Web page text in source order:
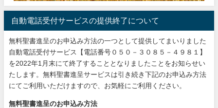
自動電話受付サービスの提供終了について
無料聖書進呈のお申込み方法の一つとして提供してまいりました
自動電話受付サービス【電話番号０５０－３０８５－４９８１】
を2022年1月末にて終了することとなりましたことをお知らせい
たします。無料聖書進呈サービスは引き続き下記のお申込み方法
にてご利用いただけますので、お気軽にご利用ください。
無料聖書進呈のお申込み方法